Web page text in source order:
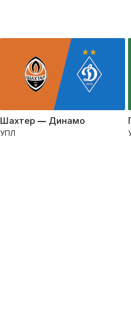
Шахтер — Динамо
УПЛ